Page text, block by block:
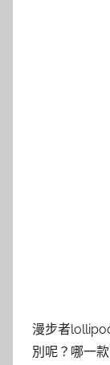
漫步者
別呢？哪一